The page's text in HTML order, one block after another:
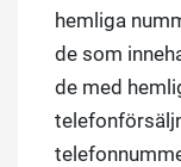
hemliga
de som
de med